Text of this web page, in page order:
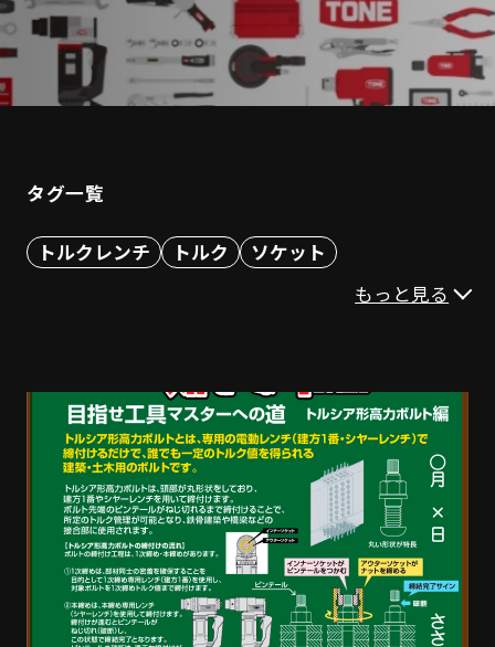
タグ一覧
トルクレンチ トルク
ソケット
プライヤ
ペンチ
ニッパ 自動車向け 建築
産業
ステンレス
計測工具
クイックフィット
トルクス
パワーレンチ
アダプタ
ラチェット
電動 スナップリング
救出工具
めがね
コンパクト ストレージ
DIY
知っとかないTONE
工具読本シリーズ
新人が聞く!TONE社員おススメ工具
TONE社員が動画で解説シリーズ
もっと見る